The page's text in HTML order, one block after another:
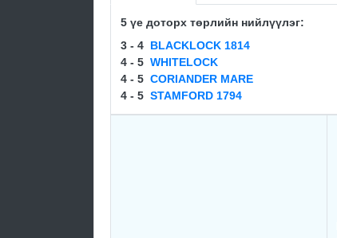
5 үе доторх төрлийн нийлүүлэг:
3 - 4 BLACKLOCK 1814
4 - 5 WHITELOCK
4 - 5 CORIANDER MARE
4 - 5 STAMFORD 1794